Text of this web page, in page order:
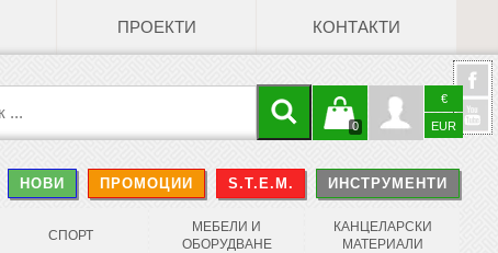
ПРОЕКТИ КОНТАКТИ
€
EUR
Профил
0
Кошницата
е празна
НОВИ ПРОМОЦИИ S.T.E.M. ИНСТРУМЕНТИ
СПОРТ
МЕБЕЛИ И
ОБОРУДВАНЕ
КАНЦЕЛАРСКИ
МАТЕРИАЛИ